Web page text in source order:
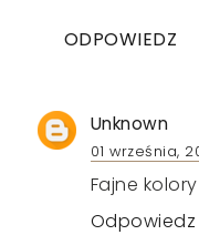
ODPOWIEDZ
Unknown
01 września,
Fajne
Odpowiedz